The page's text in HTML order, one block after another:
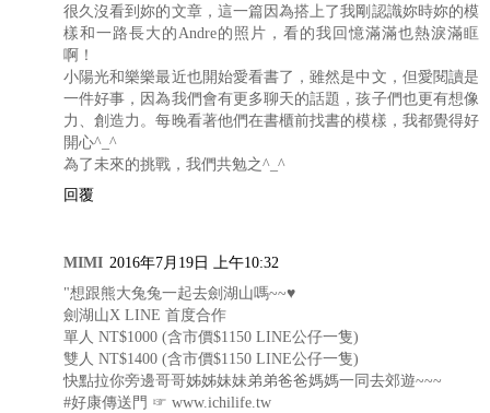
很久沒看到妳的文章，這一篇因為搭上了我剛認識妳時妳的模
樣和一路長大的Andre的照片，看的我回憶滿滿也熱淚滿眶
啊！
小陽光和樂樂最近也開始愛看書了，雖然是中文，但愛閱讀是
一件好事，因為我們會有更多聊天的話題，孩子們也更有想像
力、創造力。每晚看著他們在書櫃前找書的模樣，我都覺得好
開心^_^
為了未來的挑戰，我們共勉之^_^
回覆
MIMI 2016年7月19日 上午10:32
"想跟熊大兔兔一起去劍湖山嗎~~♥
劍湖山X LINE 首度合作
單人 NT$1000 (含市價$1150 LINE公仔一隻)
雙人 NT$1400 (含市價$1150 LINE公仔一隻)
快點拉你旁邊哥哥姊姊妹妹弟弟爸爸媽媽一同去郊遊~~~
#好康傳送門 ☞ www.ichilife.tw